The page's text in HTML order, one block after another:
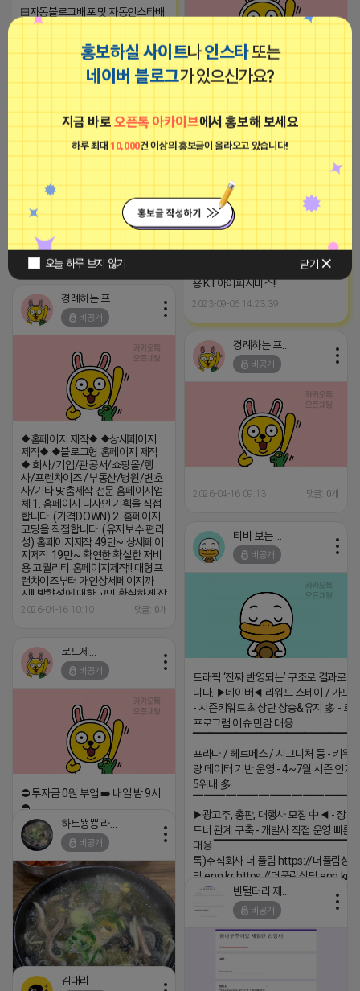
홍보하실 사이트나인스타또는
네이버 블로그가 있으신가요?
지금 바로오픈톡 아카이브에서 홍보해 보세요
하루 최대 10,000건 이상의 홍보글이 올라오고 있습니다!
오늘 하루 보지 않기 닫기
▤자동블로그배포 및 자동인스타배
포, 자연스러운 AI기반 원고생성기
까지!▤
2023-09-06 14:23:34
2026-04-16 11:17 댓글: 0개
비공개
2026-04-16 10:12 댓글: 0개
■아이피몬스터■
광고
[아이피몬스터] 전국 최저가 마케팅
용 KT아이피서비스!!
2023-09-06 14:23:39
경례하는 프로도
비공개
◆홈페이지 제작◆ ◆상세페이지
제작◆ ◆블로그형 홈페이지 제작
◆ 회사/기업/관공서/쇼핑몰/행
사/프렌차이즈 /부동산/병원/변호
사/기타 맞춤제작 전문 홈페이지업
체 1. 홈페이지 디자인 기획을 직접
합니다. (가격DOWN) 2. 홈페이지
코딩을 직접합니다. (유지보수 편리
성) 홈페이지제작 49만~ 상세페이
지제작 19만~ 확연한 확실한 저비
용 고퀄리티 홈페이지제작!! 대형프
랜차이즈부터 개인상세페이지까
지!! 방향성에 대한 고민 확실하게 잡
아 드리겠습니다. 관리가 안되고 있
(콜)상담문의(콜) 1666-6535 모
바일 상담은 밑 링크 클릭
http://pf.kakao.com/_xjIxiJxj
2026-04-16 10:10 댓글: 0개
경례하는 프로도
비공개
2026-04-16 09:13 댓글: 0개
비공개
트래픽 ‘진짜 반영되는’ 구조로 결과로
니다. ▶네이버◀ 리워드 스테이 / 가드 /
- 시즌키워드 최상단 상승&유지 多 - 로
프로그램 이슈 민감 대응
▔▔▔▔▔▔▔▔▔▔▔▔▔▔▔▔▔▔ ▶
프라다 / 헤르메스 / 시그니처 등 - 키워
량 데이터 기반 운영 - 4~7월 시즌 인기
5위내 多
▶광고주, 총판, 대행사 모집 中◀ - 장기
트너 관계 구축 - 개발사 직접 운영 빠른
대응
톡)주식회사 더 풀림 https://더풀림상
담.enn.kr https://더풀림상담.enn.kr
2026-04-18 17:26
비공개
⛔️ 투자금 0원 부업 ➡️ 내일 밤 9시
⛔️
2026-04-18 17:23
하트뿅뿅 라이언
비공개
비공개
김대리